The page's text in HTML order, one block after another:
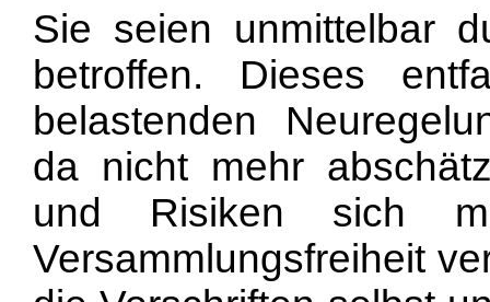
Sie seien unmittelbar
betroffen. Dieses
belastenden
da nicht mehr
und Risiken sich
Versammlungsfreiheit